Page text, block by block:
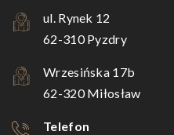
ul. Rynek 12
62-310 Pyzdry
Wrzesińska 17b
62-320 Miłosław
Telefon